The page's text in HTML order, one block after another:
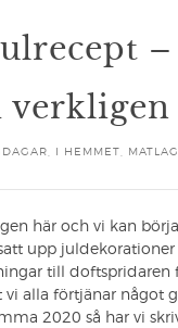
I HEMMET
här och vi kan
upp
till doftspridaren
vi alla förtjänar
2020 så har vi